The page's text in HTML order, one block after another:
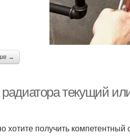
→
текущий
хотите получить